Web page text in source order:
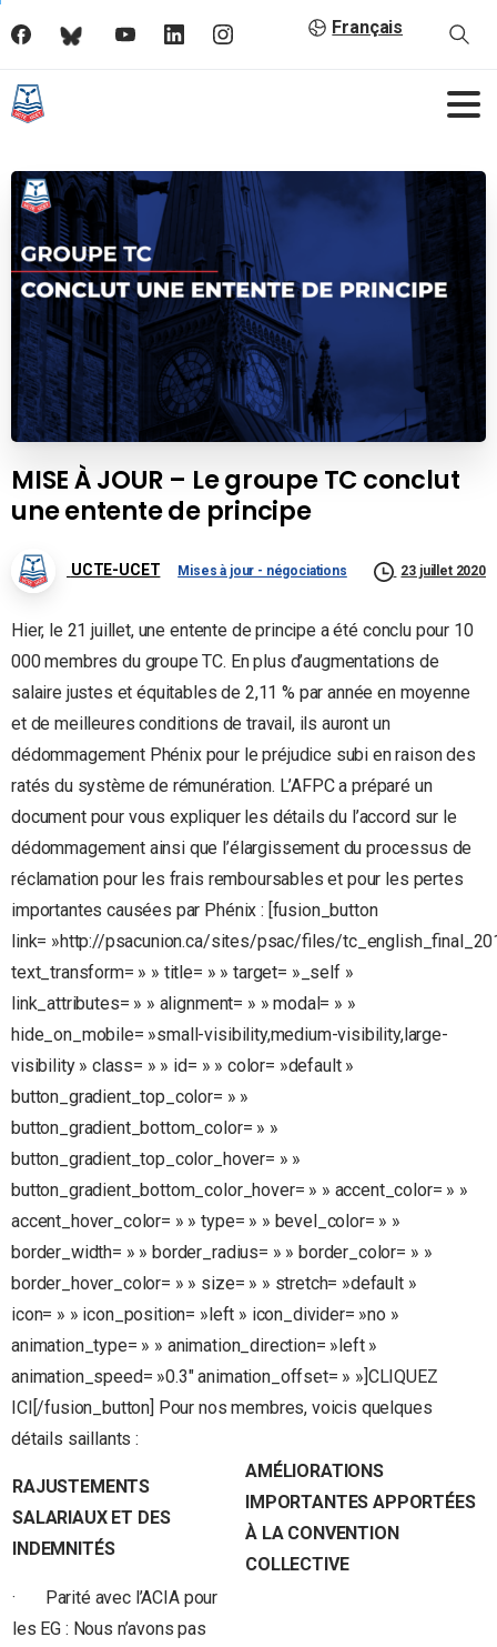
Français
MISE À JOUR – Le groupe TC conclut
une entente de principe
UCTE-UCET Mises à jour - négociations 23 juillet 2020
Hier, le 21 juillet, une entente de principe a été conclu pour 10
000 membres du groupe TC. En plus d’augmentations de
salaire justes et équitables de 2,11 % par année en moyenne
et de meilleures conditions de travail, ils auront un
dédommagement Phénix pour le préjudice subi en raison des
ratés du système de rémunération. L’AFPC a préparé un
document pour vous expliquer les détails du l’accord sur le
dédommagement ainsi que l’élargissement du processus de
réclamation pour les frais remboursables et pour les pertes
importantes causées par Phénix : [fusion_button
link= »http://psacunion.ca/sites/psac/files/
text_transform= » » title= » » target= »_self »
link_attributes= » » alignment= » » modal= » »
hide_on_mobile= »small-visibility,medium-visibility,large-
visibility » class= » » id= » » color= »default »
button_gradient_top_color= » »
button_gradient_bottom_color= » »
button_gradient_top_color_hover= » »
button_gradient_bottom_color_hover= » » accent_color= » »
accent_hover_color= » » type= » » bevel_color= » »
border_width= » » border_radius= » » border_color= » »
border_hover_color= » » size= » » stretch= »default »
icon= » » icon_position= »left » icon_divider= »no »
animation_type= » » animation_direction= »left »
animation_speed= »0.3″ animation_offset= » »]CLIQUEZ
ICI[/fusion_button] Pour nos membres, voicis quelques
détails saillants :
RAJUSTEMENTS
SALARIAUX ET DES
INDEMNITÉS
AMÉLIORATIONS
IMPORTANTES APPORTÉES
À LA CONVENTION
COLLECTIVE
· Parité avec l’ACIA pour
les EG : Nous n’avons pas